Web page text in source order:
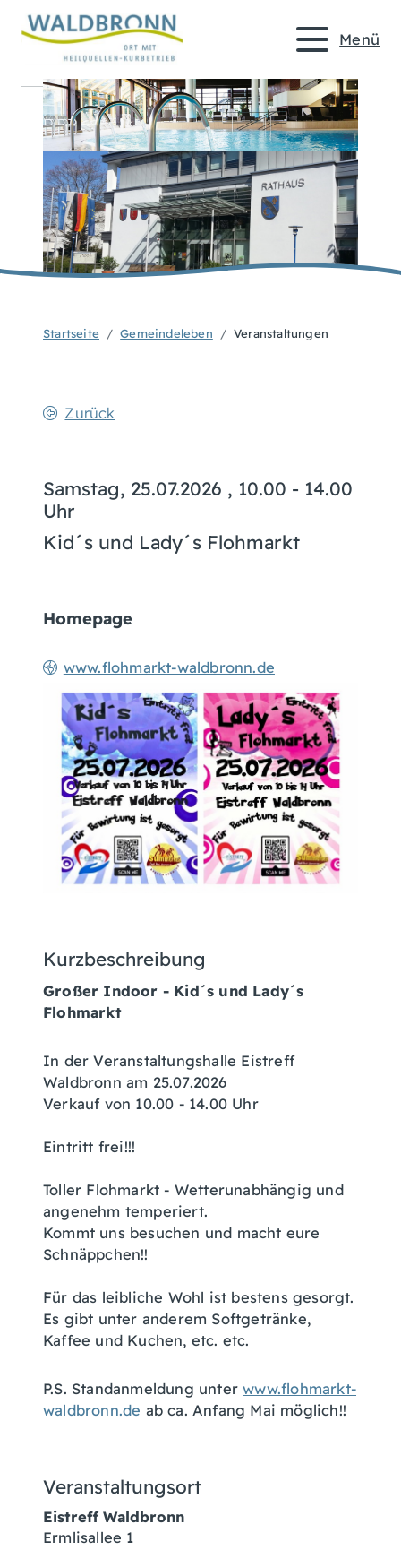
Menü
Startseite Gemeindeleben Veranstaltungen
Zurück
Samstag, 25.07.2026 , 10.00 - 14.00
Uhr
Kid´s und Lady´s Flohmarkt
Homepage
www.flohmarkt-waldbronn.de
Kurzbeschreibung
Großer Indoor - Kid´s und Lady´s
Flohmarkt
In der Veranstaltungshalle Eistreff
Waldbronn am 25.07.2026
Verkauf von 10.00 - 14.00 Uhr
Eintritt frei!!!
Toller Flohmarkt - Wetterunabhängig und
angenehm temperiert.
Kommt uns besuchen und macht eure
Schnäppchen!!
Für das leibliche Wohl ist bestens gesorgt.
Es gibt unter anderem Softgetränke,
Kaffee und Kuchen, etc. etc.
P.S. Standanmeldung unterwww.flohmarkt-
waldbronn.de ab ca. Anfang Mai möglich!!
Veranstaltungsort
Eistreff Waldbronn
Ermlisallee 1